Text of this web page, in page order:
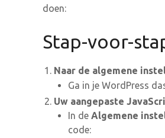
doen:
Stap-voor-
Naar de algemene
Ga in je WordPress
Uw aangepaste
In deAlgemene
code: